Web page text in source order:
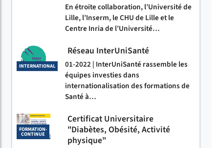
En étroite collaboration, l’Université de
Lille, l’Inserm, le CHU de Lille et le
Centre Inria de l’Université…
INTERNATIONAL
Réseau InterUniSanté
01-2022 | InterUniSanté rassemble les
équipes investies dans
internationalisation des formations de
Santé à…
FORMATION-
CONTINUE
Certificat Universitaire
"Diabètes, Obésité, Activité
physique"